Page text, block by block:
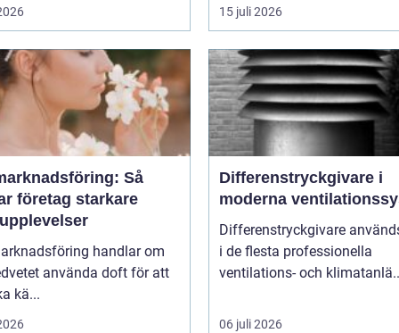
15 juli 2026
Så
företag starkare
handlar om
använda doft för att
kä...
Differenstryckgivare i
moderna
Differenstryckgivare
i de flesta professionella
ventilations- och
06 juli 2026